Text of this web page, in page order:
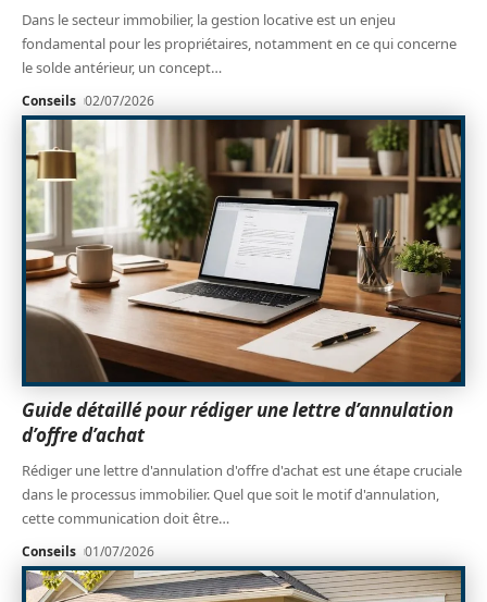
Dans le secteur immobilier, la gestion locative est un enjeu
fondamental pour les propriétaires, notamment en ce qui concerne
le solde antérieur, un concept…
Conseils 02/07/2026
Guide détaillé pour rédiger une lettre d’annulation
d’offre d’achat
Rédiger une lettre d'annulation d'offre d'achat est une étape cruciale
dans le processus immobilier. Quel que soit le motif d'annulation,
cette communication doit être…
Conseils 01/07/2026